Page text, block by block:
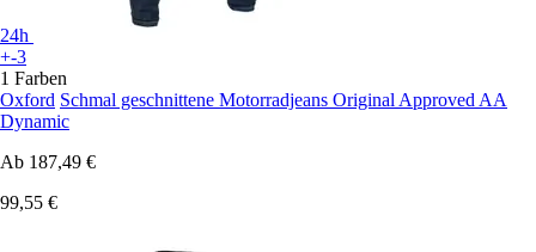
24h
+-3
1 Farben
Oxford Schmal geschnittene Motorradjeans Original Approved AA
Dynamic
Ab 187,49 €
99,55 €